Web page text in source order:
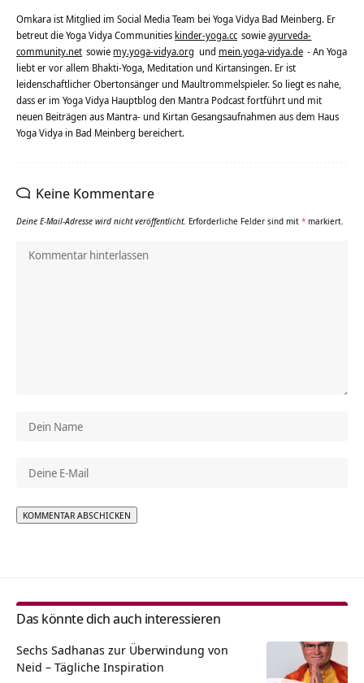
Omkara ist Mitglied im Social Media Team bei Yoga Vidya Bad Meinberg. Er
betreut die Yoga Vidya Communities kinder-yoga.cc sowieayurveda-
community.net sowie my.yoga-vidya.org und mein.yoga-vidya.de - An Yoga
liebt er vor allem Bhakti-Yoga, Meditation und Kirtansingen. Er ist
leidenschaftlicher Obertonsänger und Maultrommelspieler. So liegt es nahe,
dass er im Yoga Vidya Hauptblog den Mantra Podcast fortführt und mit
neuen Beiträgen aus Mantra- und Kirtan Gesangsaufnahmen aus dem Haus
Yoga Vidya in Bad Meinberg bereichert.
Keine Kommentare
Deine E-Mail-Adresse wird nicht veröffentlicht. Erforderliche Felder sind mit * markiert.
Das könnte dich auch interessieren
Sechs Sadhanas zur Überwindung von
Neid – Tägliche Inspiration